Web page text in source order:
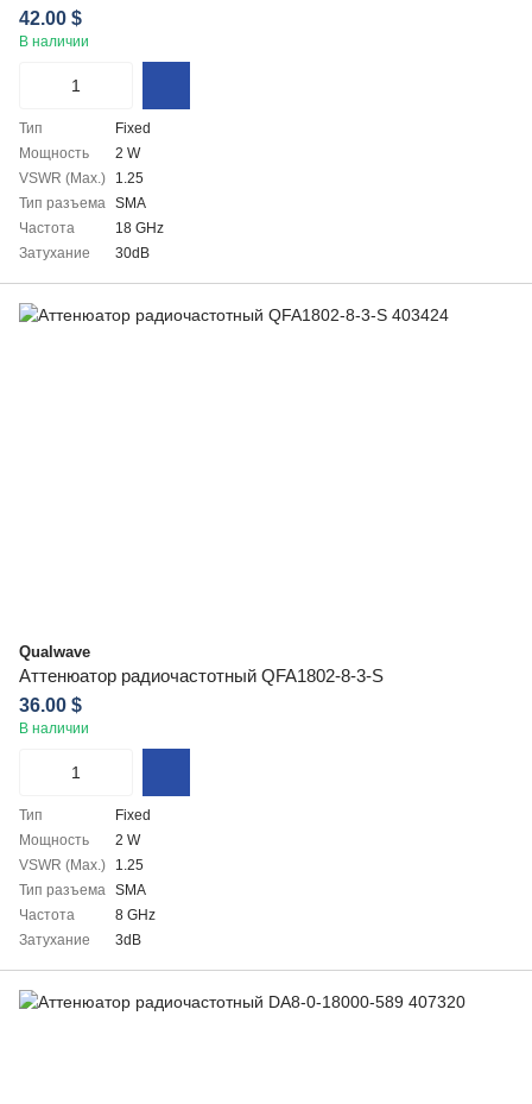
42.00 $
В наличии
Тип
Fixed
Мощность
2 W
VSWR (Max.)
1.25
Тип разъема SMA
Частота
18 GHz
Затухание
30dB
Qualwave
Аттенюатор радиочастотный QFA1802-8-3-S
36.00 $
В наличии
Тип
Fixed
Мощность
2 W
VSWR (Max.)
1.25
Тип разъема SMA
Частота
8 GHz
Затухание
3dB